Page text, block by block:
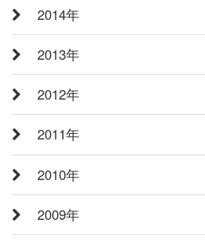
2014年
2013年
2012年
2011年
2010年
2009年